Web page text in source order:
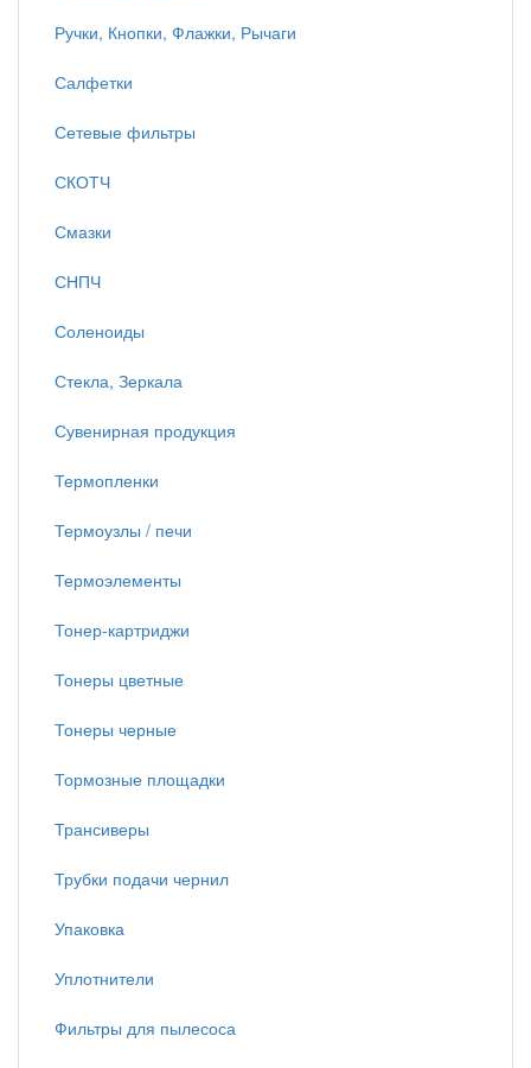
Ручки, Кнопки, Флажки, Рычаги
Салфетки
Сетевые фильтры
СКОТЧ
Смазки
СНПЧ
Соленоиды
Стекла, Зеркала
Сувенирная продукция
Термопленки
Термоузлы / печи
Термоэлементы
Тонер-картриджи
Тонеры цветные
Тонеры черные
Тормозные площадки
Трансиверы
Трубки подачи чернил
Упаковка
Уплотнители
Фильтры для пылесоса